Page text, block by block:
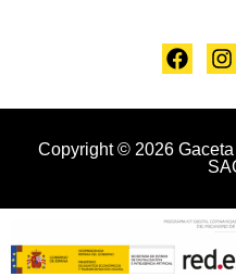
Copyright © 2026